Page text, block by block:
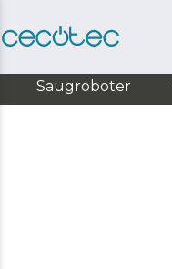
Saugroboter